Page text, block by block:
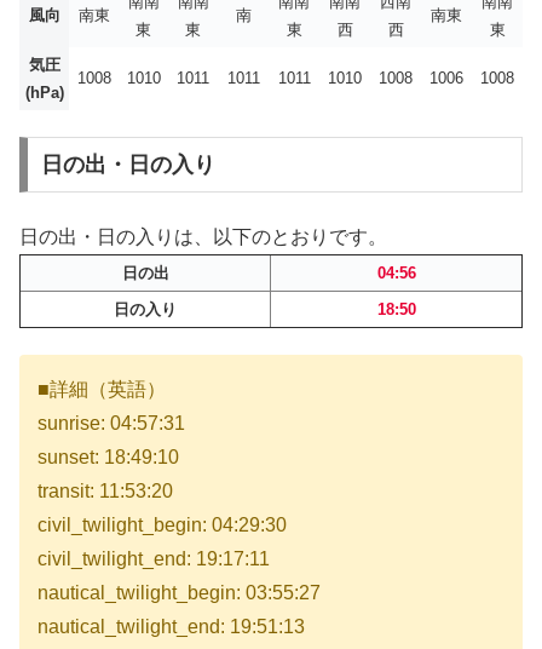
風向 南東
東
東
南
東
西
西
南東
東
気圧
(hPa)
1008 1010 1011 1011 1011 1010 1008 1006 1008
日の出・日の入り
日の出・日の入りは、以下のとおりです。
日の出
04:56
日の入り
18:50
■詳細（英語）
sunrise: 04:57:31
sunset: 18:49:10
transit: 11:53:20
civil_twilight_begin: 04:29:30
civil_twilight_end: 19:17:11
nautical_twilight_begin: 03:55:27
nautical_twilight_end: 19:51:13